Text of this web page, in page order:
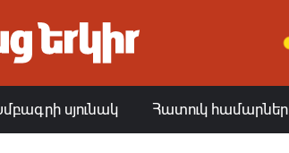
սյունակ Հատուկ համարներ